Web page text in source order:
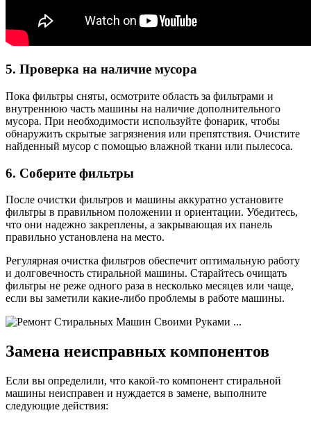
5. Проверка на наличие мусора
Пока фильтры сняты, осмотрите область за фильтрами и
внутреннюю часть машины на наличие дополнительного
мусора. При необходимости используйте фонарик, чтобы
обнаружить скрытые загрязнения или препятствия. Очистите
найденный мусор с помощью влажной ткани или пылесоса.
6. Соберите фильтры
После очистки фильтров и машины аккуратно установите
фильтры в правильном положении и ориентации. Убедитесь,
что они надежно закреплены, а закрывающая их панель
правильно установлена на место.
Регулярная очистка фильтров обеспечит оптимальную работу
и долговечность стиральной машины. Старайтесь очищать
фильтры не реже одного раза в несколько месяцев или чаще,
если вы заметили какие-либо проблемы в работе машины.
Замена неисправных компонентов
Если вы определили, что какой-то компонент стиральной
машины неисправен и нуждается в замене, выполните
следующие действия: